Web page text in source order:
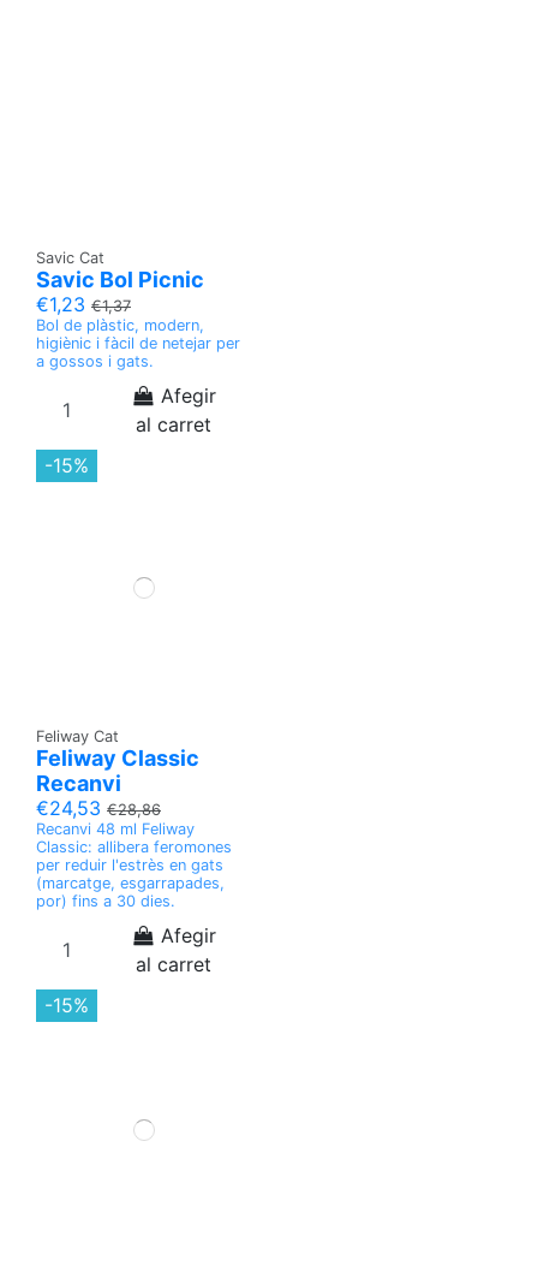
Savic Cat
Savic Bol Picnic
€1,23 €1,37
Bol de plàstic, modern,
higiènic i fàcil de netejar per
a gossos i gats.
Afegir
al carret
-15%
Feliway Cat
Feliway Classic
Recanvi
€24,53 €28,86
Recanvi 48 ml Feliway
Classic: allibera feromones
per reduir l'estrès en gats
(marcatge, esgarrapades,
por) fins a 30 dies.
Afegir
al carret
-15%